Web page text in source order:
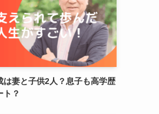
は妻と子供2人？息子も高学歴
ト？